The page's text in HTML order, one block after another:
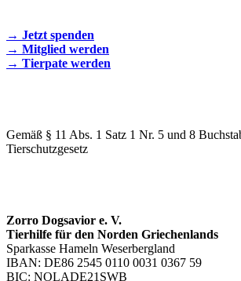
→ Jetzt spenden
→ Mitglied werden
→ Tierpate werden
Gemäß § 11 Abs. 1 Satz 1 Nr. 5 und 8
Tierschutzgesetz
Zorro Dogsavior e. V.
Tierhilfe für den Norden Griechenlands
Sparkasse Hameln Weserbergland
IBAN: DE86 2545 0110 0031 0367 59
BIC: NOLADE21SWB